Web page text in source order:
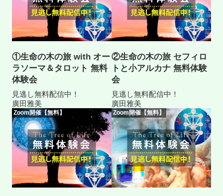
①生命の木の旅 with オー
ラソーマ＆タロット 無料
体験会
見逃し無料配信中！
廣田雅美
②生命の木の旅 セフィロ
トと小アルカナ 無料体験
会
見逃し無料配信中！
廣田雅美
Zoom開催【無料】 Zoom開催【無料】